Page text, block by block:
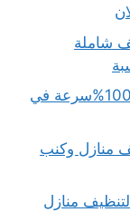
شاملة
شركة تنظيف العليا الرياض جودة عالية 100%سرعة في
منازل وكنب
بـ 33% خصم لتنظيف منازل